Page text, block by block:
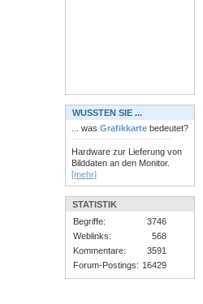
WUSSTEN SIE ...
... was Grafikkarte bedeutet?
Hardware zur Lieferung von
Bilddaten an den Monitor.
[mehr]
STATISTIK
Begriffe:
3746
Weblinks:
568
Kommentare:
3591
Forum-Postings: 16429